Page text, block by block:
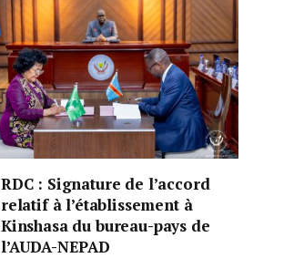
RDC : Signature de l’accord
relatif à l’établissement à
Kinshasa du bureau-pays de
l’AUDA-NEPAD